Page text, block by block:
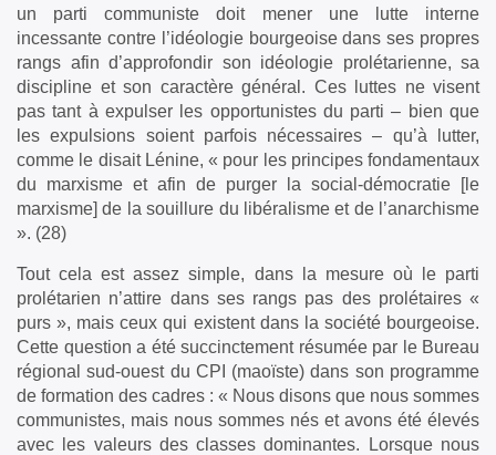
un parti communiste doit mener une lutte interne
incessante contre l’idéologie bourgeoise dans ses propres
rangs afin d’approfondir son idéologie prolétarienne, sa
discipline et son caractère général. Ces luttes ne visent
pas tant à expulser les opportunistes du parti – bien que
les expulsions soient parfois nécessaires – qu’à lutter,
comme le disait Lénine, « pour les principes fondamentaux
du marxisme et afin de purger la social-démocratie [le
marxisme] de la souillure du libéralisme et de l’anarchisme
». (28)
Tout cela est assez simple, dans la mesure où le parti
prolétarien n’attire dans ses rangs pas des prolétaires «
purs », mais ceux qui existent dans la société bourgeoise.
Cette question a été succinctement résumée par le Bureau
régional sud-ouest du CPI (maoïste) dans son programme
de formation des cadres : « Nous disons que nous sommes
communistes, mais nous sommes nés et avons été élevés
avec les valeurs des classes dominantes. Lorsque nous